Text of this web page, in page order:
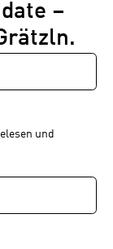
–
und